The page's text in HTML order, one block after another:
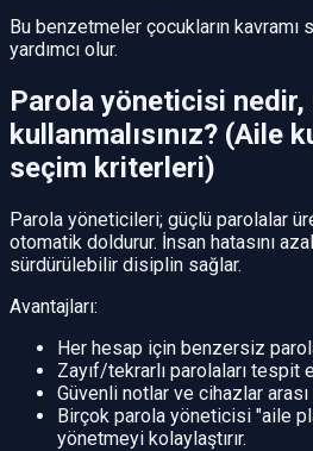
Bu benzetmeler çocukların kavramı
yardımcı olur.
Parola yöneticisi nedir,
kullanmalısınız? (Aile
seçim kriterleri)
Parola yöneticileri; güçlü parolalar
otomatik doldurur. İnsan hatasını
sürdürülebilir disiplin sağlar.
Avantajları:
Her hesap için benzersiz
Zayıf/tekrarlı parolaları tespit
Güvenli notlar ve cihazlar
Birçok parola yöneticisi "aile
yönetmeyi kolaylaştırır.